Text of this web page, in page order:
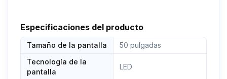
Especificaciones del producto
Tamaño de la pantalla
50 pulgadas
Tecnología de la
pantalla
LED